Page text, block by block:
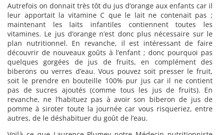
Autrefois on donnait très tôt du jus d’orange aux enfants car il
leur apportait la vitamine C que le lait ne contenait pas ;
maintenant les laits infantiles contiennent toutes les
vitamines. Le jus d’orange n’est donc plus nécessaire sur le
plan nutritionnel. En revanche, il est intéressant de faire
découvrir de nouveaux goûts à l’enfant ; donc pourquoi pas
quelques gorgées de jus de fruits, en complément des
biberons ou verres d’eau. Vous pouvez soit presser le fruit,
soit le prendre en bouteille 100% pur jus car il ne contient
pas de sucres ajoutés (comme tous les jus de fruits). En
revanche, ne l’habituez pas à avoir son biberon de jus de
pomme à siroter toute la journée car vous risqueriez, entre
autres, de le déshabituer du goût de l’eau.